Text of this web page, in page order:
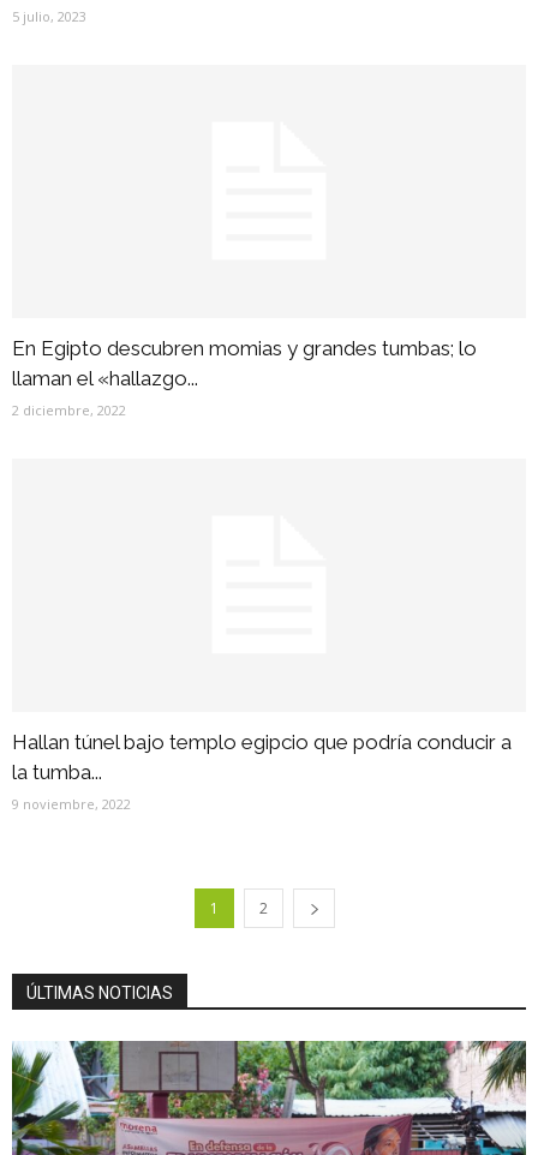
5 julio, 2023
En Egipto descubren momias y grandes tumbas; lo
llaman el «hallazgo...
2 diciembre, 2022
Hallan túnel bajo templo egipcio que podría conducir a
la tumba...
9 noviembre, 2022
1 2
ÚLTIMAS NOTICIAS